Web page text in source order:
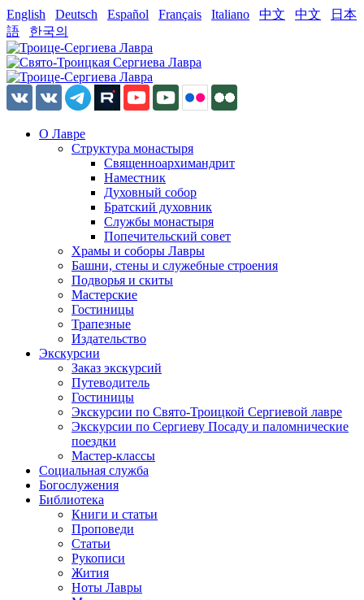
English Deutsch Español Français Italiano 中文 中文
日本
語
한국의
О Лавре
Структура монастыря
Священноархимандрит
Наместник
Духовный собор
Братский духовник
Службы монастыря
Попечительский совет
Храмы и соборы Лавры
Башни, стены и служебные строения
Подворья и скиты
Мастерские
Гостиницы
Трапезные
Издательство
Экскурсии
Заказ экскурсий
Путеводитель
Гостиницы
Экскурсии по Свято-Троицкой Сергиевой лавре
Экскурсии по Сергиеву Посаду и паломнические
поездки
Мастер-классы
Социальная служба
Богослужения
Библиотека
Книги и статьи
Проповеди
Статьи
Рукописи
Жития
Ноты Лавры